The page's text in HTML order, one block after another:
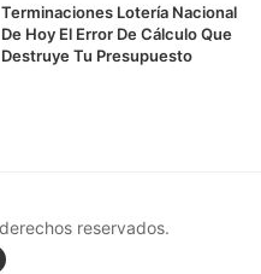
Terminaciones Lotería Nacional
De Hoy El Error De Cálculo Que
Destruye Tu Presupuesto
reservados.